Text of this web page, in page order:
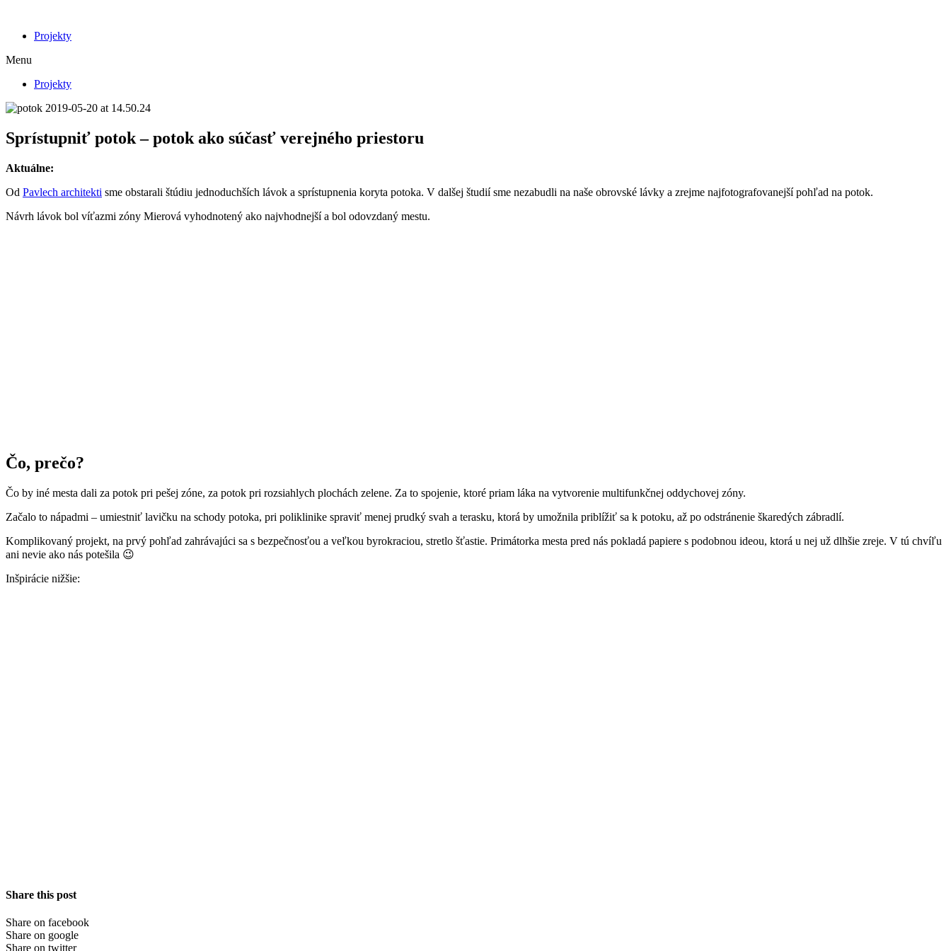
Projekty
Menu
Projekty
Sprístupniť potok – potok ako súčasť verejného priestoru
Aktuálne:
Od Pavlech architekti sme obstarali štúdiu jednoduchších lávok a sprístupnenia koryta potoka. V dalšej študií sme nezabudli na naše obrovské lávky a zrejme najfotografovanejší pohľad na potok.
Návrh lávok bol víťazmi zóny Mierová vyhodnotený ako najvhodnejší a bol odovzdaný mestu.
Čo, prečo?
Čo by iné mesta dali za potok pri pešej zóne, za potok pri rozsiahlych plochách zelene. Za to spojenie, ktoré priam láka na vytvorenie multifunkčnej oddychovej zóny.
Začalo to nápadmi – umiestniť lavičku na schody potoka, pri poliklinike spraviť menej prudký svah a terasku, ktorá by umožnila priblížiť sa k potoku, až po odstránenie škaredých zábradlí.
Komplikovaný projekt, na prvý pohľad zahrávajúci sa s bezpečnosťou a veľkou byrokraciou, stretlo šťastie. Primátorka mesta pred nás pokladá papiere s podobnou ideou, ktorá u nej už dlhšie zreje. V tú chvíľu
ani nevie ako nás potešila 😉
Inšpirácie nižšie:
Share this post
Share on facebook
Share on google
Share on twitter